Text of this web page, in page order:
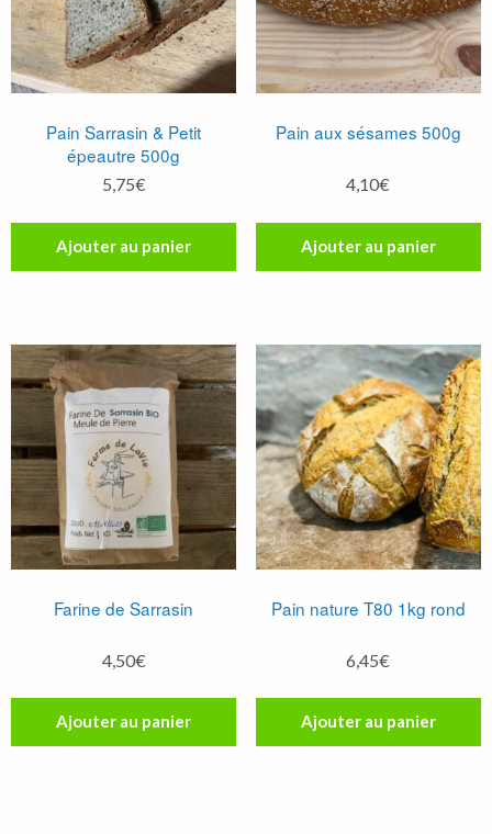
Pain Sarrasin & Petit
épeautre 500g
5,75€
Ajouter au panier
Pain aux sésames 500g
4,10€
Ajouter au panier
Farine de Sarrasin
4,50€
Ajouter au panier
Pain nature T80 1kg rond
6,45€
Ajouter au panier